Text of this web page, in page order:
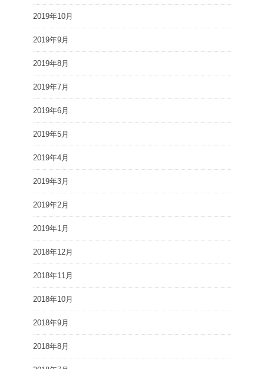
2019年10月
2019年9月
2019年8月
2019年7月
2019年6月
2019年5月
2019年4月
2019年3月
2019年2月
2019年1月
2018年12月
2018年11月
2018年10月
2018年9月
2018年8月